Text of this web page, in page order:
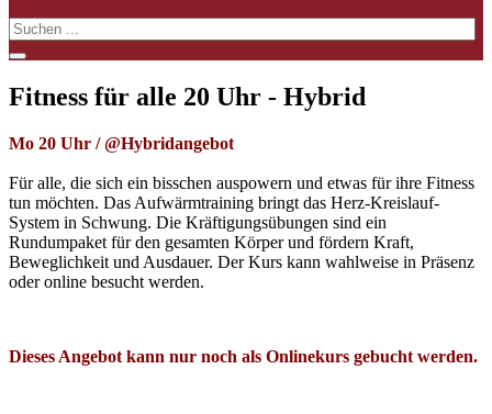
Fitness für alle 20 Uhr - Hybrid
Mo 20 Uhr /@Hybridangebot
Für alle, die sich ein bisschen auspowern und etwas für ihre Fitness
tun möchten. Das Aufwärmtraining bringt das Herz-Kreislauf-
System in Schwung. Die Kräftigungsübungen sind ein
Rundumpaket für den gesamten Körper und fördern Kraft,
Beweglichkeit und Ausdauer. Der Kurs kann wahlweise in Präsenz
oder online besucht werden.
Dieses Angebot kann nur noch als Onlinekurs gebucht werden.